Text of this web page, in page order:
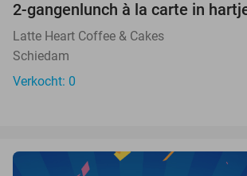
NEW
TODAY
2-gangenlunch à la carte in
Latte Heart Coffee & Cakes
Schiedam
Verkocht: 0